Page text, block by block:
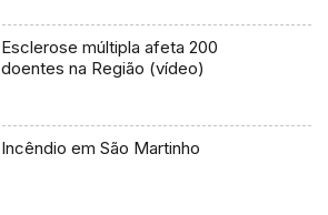
Esclerose múltipla afeta 200
doentes na Região (vídeo)
Incêndio em São Martinho